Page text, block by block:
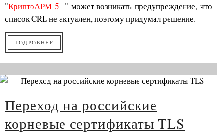
"КриптоАРМ 5
" может возникать предупреждение, что
список CRL не актуален, поэтому придумал решение.
ПОДРОБНЕЕ
Переход на российские
корневые сертификаты TLS